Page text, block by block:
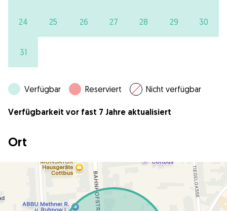
24 25 26 27 28 29 30
31
Verfügbar Reserviert Nicht verfügbar
Verfügbarkeit vor fast 7 Jahre aktualisiert
Ort